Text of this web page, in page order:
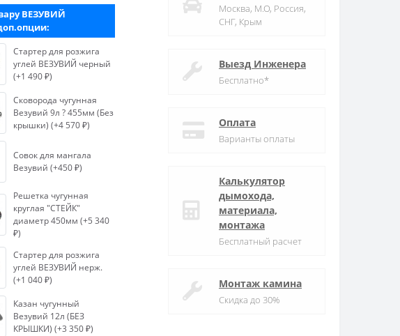
ВЕЗУВИЙ
Стартер для розжига
углей ВЕЗУВИЙ черный
(+1 490 ₽)
Сковорода чугунная
Везувий 9л ? 455мм (Без
крышки) (+4 570 ₽)
Совок для мангала
Везувий (+450 ₽)
Решетка чугунная
круглая "СТЕЙК"
диаметр 450мм (+5 340
₽)
Стартер для розжига
углей ВЕЗУВИЙ нерж.
(+1 040 ₽)
Казан чугунный
Везувий 12л (БЕЗ
КРЫШКИ) (+3 350 ₽)
Москва, М.О, Россия,
СНГ, Крым
Выезд Инженера
Бесплатно*
Оплата
Варианты оплаты
Калькулятор
дымохода,
материала,
монтажа
Бесплатный расчет
Монтаж камина
Скидка до 30%